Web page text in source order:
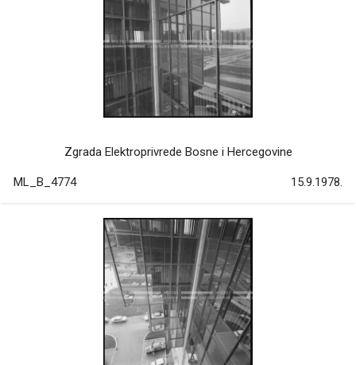
Zgrada Elektroprivrede Bosne i Hercegovine
ML_B_4774 15.9.1978.